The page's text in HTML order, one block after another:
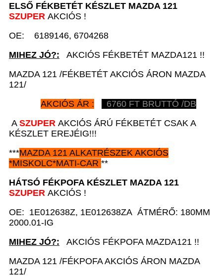
ELSŐ FÉKBETÉT KÉSZLET MAZDA 121
SZUPER AKCIÓS !
OE: 6189146, 6704268
MIHEZ JÓ?: AKCIÓS FÉKBETÉT MAZDA121 !!
MAZDA 121 /FÉKBETÉT AKCIÓS ÁRON MAZDA
121/
AKCIÓS ÁR :
6760 FT BRUTTÓ /DB
A SZUPER AKCIÓS ÁRÚ FÉKBETÉT CSAK A
KÉSZLET EREJÉIG!!!
***MAZDA 121 ALKATRÉSZEK AKCIÓS
*MISKOLC*MATI-CAR **
HÁTSÓ FÉKPOFA KÉSZLET MAZDA 121
SZUPER AKCIÓS !
OE: 1E012638Z, 1E012638ZA ÁTMÉRŐ: 180MM
2000.01-IG
MIHEZ JÓ?: AKCIÓS FÉKPOFA MAZDA121 !!
MAZDA 121 /FÉKPOFA AKCIÓS ÁRON MAZDA
121/